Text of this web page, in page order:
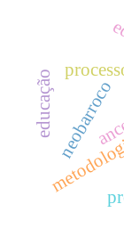
neobarroco
educação